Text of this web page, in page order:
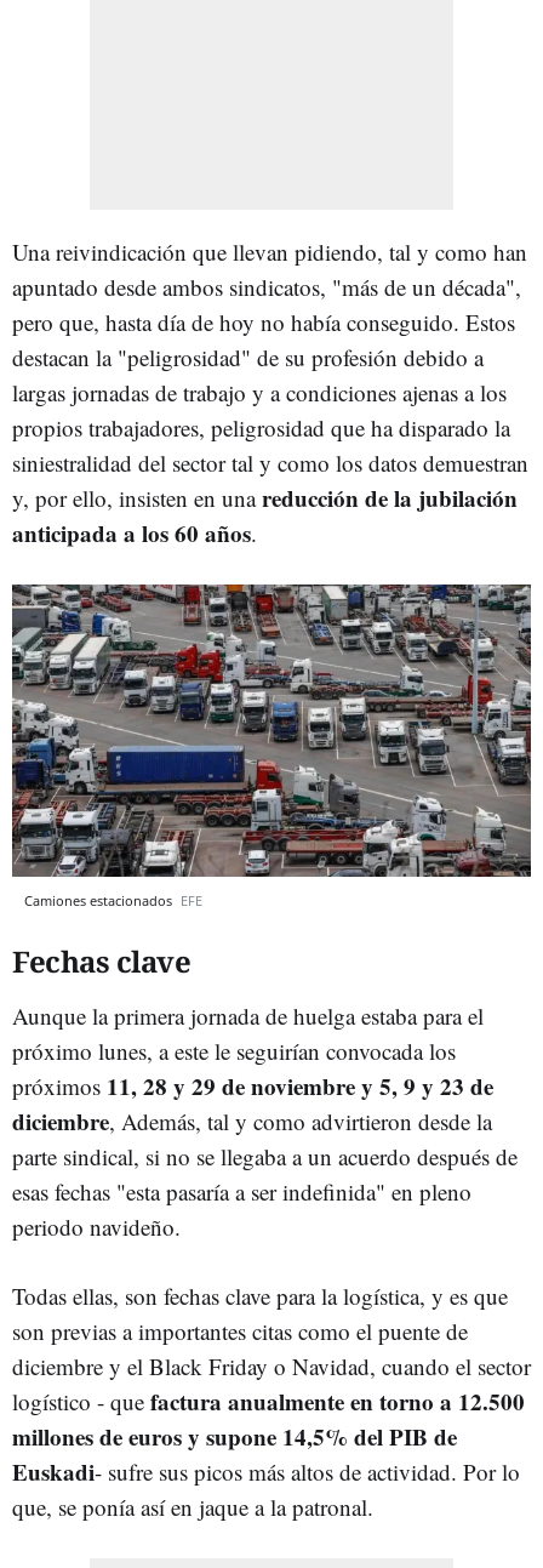
Una reivindicación que llevan pidiendo, tal y como han
apuntado desde ambos sindicatos, "más de un década",
pero que, hasta día de hoy no había conseguido. Estos
destacan la "peligrosidad" de su profesión debido a
largas jornadas de trabajo y a condiciones ajenas a los
propios trabajadores, peligrosidad que ha disparado la
siniestralidad del sector tal y como los datos demuestran
y, por ello, insisten en unareducción de la jubilación
anticipada a los 60 años.
Camiones estacionados EFE
Fechas clave
Aunque la primera jornada de huelga estaba para el
próximo lunes, a este le seguirían convocada los
próximos 11, 28 y 29 de noviembre y 5, 9 y 23 de
diciembre, Además, tal y como advirtieron desde la
parte sindical, si no se llegaba a un acuerdo después de
esas fechas "esta pasaría a ser indefinida" en pleno
periodo navideño.
Todas ellas, son fechas clave para la logística, y es que
son previas a importantes citas como el puente de
diciembre y el Black Friday o Navidad, cuando el sector
logístico - que factura anualmente en torno a 12.500
millones de euros y supone 14,5% del PIB de
Euskadi- sufre sus picos más altos de actividad. Por lo
que, se ponía así en jaque a la patronal.